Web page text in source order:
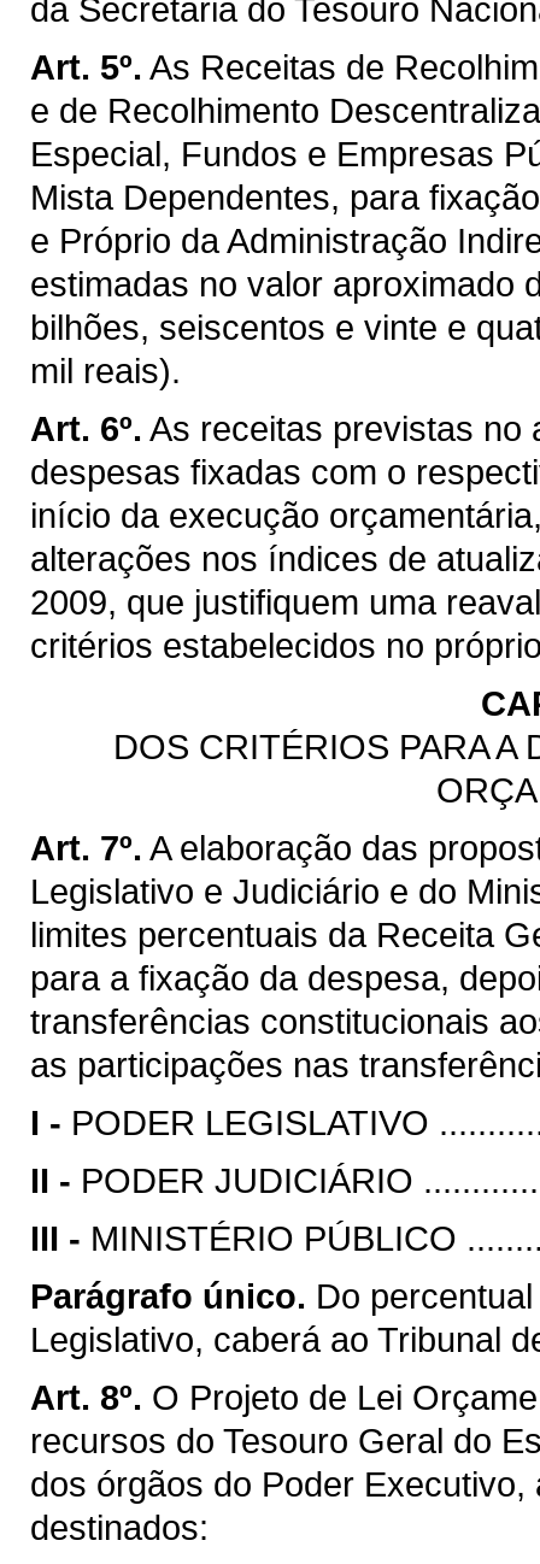
da Secretaria do Tesouro
Art. 5º. As Receitas de
e de Recolhimento
Especial, Fundos e Empresas
Mista Dependentes, para
e Próprio da Administração
estimadas no valor aproximado
bilhões, seiscentos e vinte e
mil reais).
Art. 6º. As receitas previstas no
despesas fixadas com o
início da execução
alterações nos índices de
2009, que justifiquem uma
critérios estabelecidos no
DOS CRITÉRIOS PARA
Art. 7º. A elaboração das
Legislativo e Judiciário e do
limites percentuais da Receita
para a fixação da despesa,
transferências constitucionais
as participações nas
I - PODER LEGISLATIVO
II - PODER JUDICIÁRIO
III - MINISTÉRIO PÚBLICO
Parágrafo único. Do
Legislativo, caberá ao Tribunal
Art. 8º. O Projeto de Lei
recursos do Tesouro Geral do
dos órgãos do Poder
destinados: